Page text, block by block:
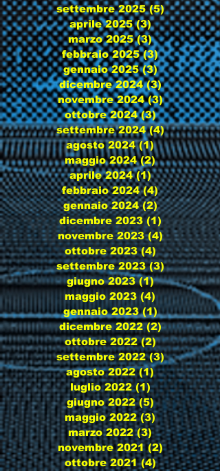
settembre 2025 (5)5 post
aprile 2025 (3)3 post
marzo 2025 (3)3 post
febbraio 2025 (3)3 post
gennaio 2025 (3)3 post
dicembre 2024 (3)3 post
novembre 2024 (3)3 post
ottobre 2024 (3)3 post
settembre 2024 (4)4 post
agosto 2024 (1)1 post
maggio 2024 (2)2 post
aprile 2024 (1)1 post
febbraio 2024 (4)4 post
gennaio 2024 (2)2 post
dicembre 2023 (1)1 post
novembre 2023 (4)4 post
ottobre 2023 (4)4 post
settembre 2023 (3)3 post
giugno 2023 (1)1 post
maggio 2023 (4)4 post
gennaio 2023 (1)1 post
dicembre 2022 (2)2 post
ottobre 2022 (2)2 post
settembre 2022 (3)3 post
agosto 2022 (1)1 post
luglio 2022 (1)1 post
giugno 2022 (5)5 post
maggio 2022 (3)3 post
marzo 2022 (3)3 post
novembre 2021 (2)2 post
ottobre 2021 (4)4 post